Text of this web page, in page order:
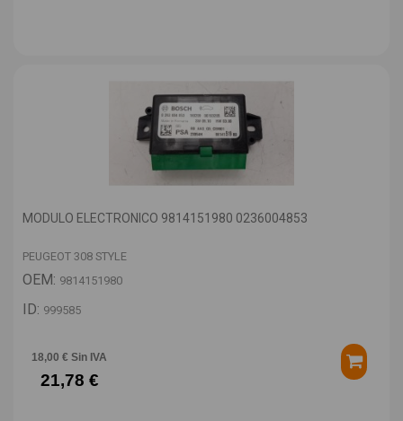
MODULO ELECTRONICO 9814151980 0236004853
PEUGEOT 308 STYLE
OEM: 9814151980
ID: 999585
18,00 € Sin IVA
21,78 €